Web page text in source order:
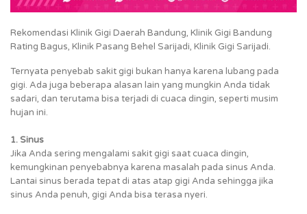
Rekomendasi Klinik Gigi Daerah Bandung, Klinik Gigi Bandung
Rating Bagus, Klinik Pasang Behel Sarijadi, Klinik Gigi Sarijadi.
Ternyata penyebab sakit gigi bukan hanya karena lubang pada
gigi. Ada juga beberapa alasan lain yang mungkin Anda tidak
sadari, dan terutama bisa terjadi di cuaca dingin, seperti musim
hujan ini.
1. Sinus
Jika Anda sering mengalami sakit gigi saat cuaca dingin,
kemungkinan penyebabnya karena masalah pada sinus Anda.
Lantai sinus berada tepat di atas atap gigi Anda sehingga jika
sinus Anda penuh, gigi Anda bisa terasa nyeri.